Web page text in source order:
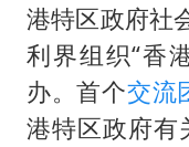
港特区政府社
利界组织“香
办。首个交流
港特区政府有